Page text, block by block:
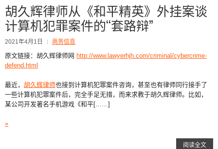
胡久辉律师从《和平精英》外挂案谈
计算机犯罪案件的“套路辩”
2021年4月1日 商务信息
原文链接：胡久辉律师网 http://www.lawyerhjh.com/criminal/cybercrime-
defend.html
最近， 胡久辉律师也接到计算机犯罪案件咨询，甚至也有律师同行接手了
一些计算机犯罪案件后，完全手足无措，而来求教于胡久辉律师。比如，
某公司开发著名手机游戏《和平[……]
»
阅读全文